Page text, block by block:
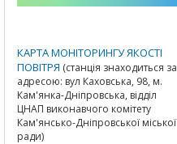
КАРТА МОНІТОРИНГУ ЯКОСТІ
ПОВІТРЯ (станція знаходиться за
адресою: вул Каховська, 98, м.
Кам'янка-Дніпровська, відділ
ЦНАП виконавчого комітету
Кам'янсько-Дніпровської міської
ради)